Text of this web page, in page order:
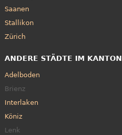
Saanen
Stallikon
Zürich
ANDERE STÄDTE IM KANTON
Adelboden
Brienz
Interlaken
Köniz
Lenk